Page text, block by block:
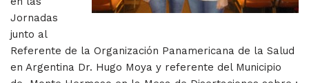
Jornadas
junto al
Referente de la Organización Panamericana de la Salud
en Argentina Dr. Hugo Moya y referente del Municipio